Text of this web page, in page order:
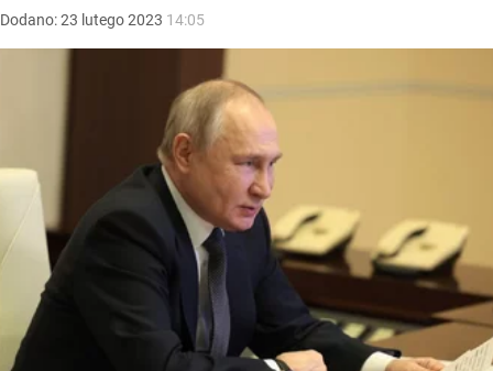
Dodano:23 lutego2023 14:05